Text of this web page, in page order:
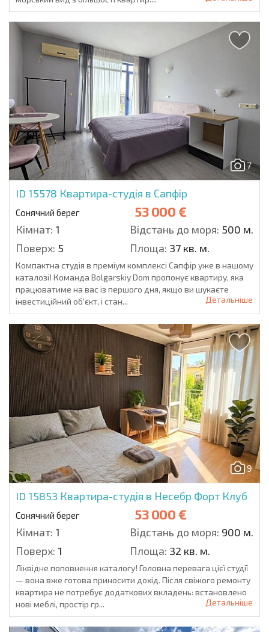
7
ID 15578 Квартира-студія в Сапфір
Сонячний берег 53 000 €
Кімнат: 1 Відстань до моря: 500 м.
Поверх: 5 Площа: 37 кв. м.
Компактна студія в преміум комплексі Сапфір уже в нашому
каталозі! Команда Bolgarskiy Dom пропонує квартиру, яка
працюватиме на вас із першого дня, якщо ви шукаєте
інвестиційний об'єкт, і стан...
Детальніше
9
ID 15853 Квартира-студія в Несебр Форт Клуб
Сонячний берег 53 000 €
Кімнат: 1 Відстань до моря: 900 м.
Поверх: 1 Площа: 32 кв. м.
Ліквідне поповнення каталогу! Головна перевага цієї студії
— вона вже готова приносити дохід. Після свіжого ремонту
квартира не потребує додаткових вкладень: встановлено
нові меблі, простір гр...
Детальніше